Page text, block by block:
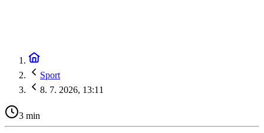
Sport
8. 7. 2026, 13:11
3 min